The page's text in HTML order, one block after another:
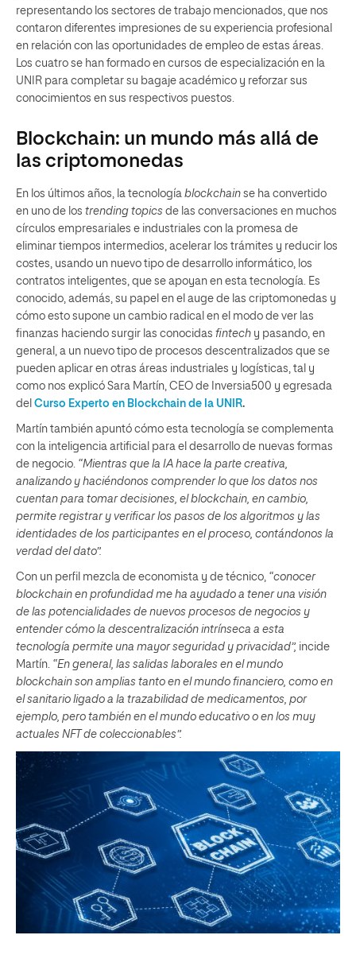
representando los sectores de trabajo mencionados, que nos
contaron diferentes impresiones de su experiencia profesional
en relación con las oportunidades de empleo de estas áreas.
Los cuatro se han formado en cursos de especialización en la
UNIR para completar su bagaje académico y reforzar sus
conocimientos en sus respectivos puestos.
Blockchain: un mundo más allá de
las criptomonedas
En los últimos años, la tecnología blockchain se ha convertido
en uno de los trending topics de las conversaciones en muchos
círculos empresariales e industriales con la promesa de
eliminar tiempos intermedios, acelerar los trámites y reducir los
costes, usando un nuevo tipo de desarrollo informático, los
contratos inteligentes, que se apoyan en esta tecnología. Es
conocido, además, su papel en el auge de las criptomonedas y
cómo esto supone un cambio radical en el modo de ver las
finanzas haciendo surgir las conocidas fintech y pasando, en
general, a un nuevo tipo de procesos descentralizados que se
pueden aplicar en otras áreas industriales y logísticas, tal y
como nos explicó Sara Martín, CEO de Inversia500 y egresada
del Curso Experto en Blockchain de la UNIR.
Martín también apuntó cómo esta tecnología se complementa
con la inteligencia artificial para el desarrollo de nuevas formas
de negocio. “Mientras que la IA hace la parte creativa,
analizando y haciéndonos comprender lo que los datos nos
cuentan para tomar decisiones, el blockchain, en cambio,
permite registrar y verificar los pasos de los algoritmos y las
identidades de los participantes en el proceso, contándonos la
verdad del dato”.
Con un perfil mezcla de economista y de técnico, “conocer
blockchain en profundidad me ha ayudado a tener una visión
de las potencialidades de nuevos procesos de negocios y
entender cómo la descentralización intrínseca a esta
tecnología permite una mayor seguridad y privacidad”, incide
Martín. “En general, las salidas laborales en el mundo
blockchain son amplias tanto en el mundo financiero, como en
el sanitario ligado a la trazabilidad de medicamentos, por
ejemplo, pero también en el mundo educativo o en los muy
actuales NFT de coleccionables”.